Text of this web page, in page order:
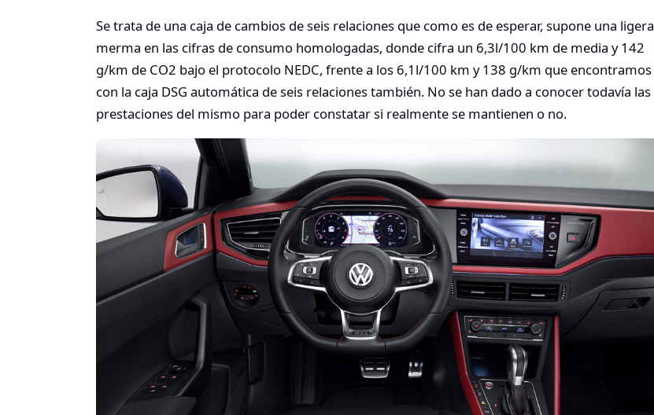
Se trata de una caja de cambios de seis relaciones que como es de esperar, supone una ligera
merma en las cifras de consumo homologadas, donde cifra un 6,3l/100 km de media y 142
g/km de CO2 bajo el protocolo NEDC, frente a los 6,1l/100 km y 138 g/km que encontramos
con la caja DSG automática de seis relaciones también. No se han dado a conocer todavía las
prestaciones del mismo para poder constatar si realmente se mantienen o no.